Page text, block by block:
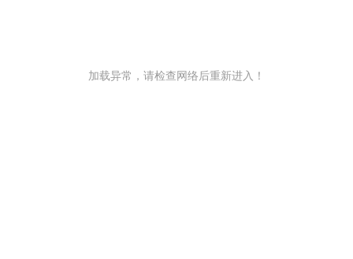
加载异常，请检查网络后重新进入！